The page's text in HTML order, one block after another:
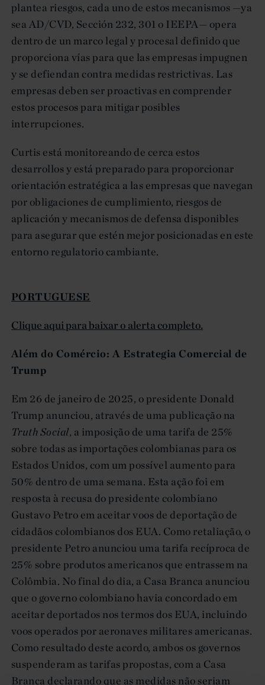
plantea riesgos, cada uno de estos mecanismos —ya
sea AD/CVD, Sección 232, 301 o IEEPA— opera
dentro de un marco legal y procesal definido que
proporciona vías para que las empresas impugnen
y se defiendan contra medidas restrictivas. Las
empresas deben ser proactivas en comprender
estos procesos para mitigar posibles
interrupciones.
Curtis está monitoreando de cerca estos
desarrollos y está preparado para proporcionar
orientación estratégica a las empresas que navegan
por obligaciones de cumplimiento, riesgos de
aplicación y mecanismos de defensa disponibles
para asegurar que estén mejor posicionadas en este
entorno regulatorio cambiante.
PORTUGUESE
Clique aqui para baixar o alerta completo.
Além do Comércio: A Estrategia Comercial de
Trump
Em 26 de janeiro de 2025, o presidente Donald
Trump anunciou, através de uma publicação na
Truth Social, a imposição de uma tarifa de 25%
sobre todas as importações colombianas para os
Estados Unidos, com um possível aumento para
50% dentro de uma semana. Esta ação foi em
resposta à recusa do presidente colombiano
Gustavo Petro em aceitar voos de deportação de
cidadãos colombianos dos EUA. Como retaliação, o
presidente Petro anunciou uma tarifa recíproca de
25% sobre produtos americanos que entrassem na
Colômbia. No final do dia, a Casa Branca anunciou
que o governo colombiano havia concordado em
aceitar deportados nos termos dos EUA, incluindo
voos operados por aeronaves militares americanas.
Como resultado deste acordo, ambos os governos
suspenderam as tarifas propostas, com a Casa
Branca declarando que as medidas não seriam